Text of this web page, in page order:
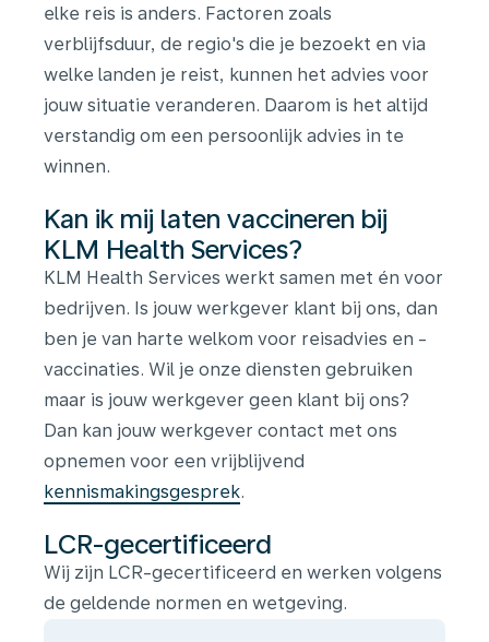
elke reis is anders. Factoren zoals
verblijfsduur, de regio's die je bezoekt en via
welke landen je reist, kunnen het advies voor
jouw situatie veranderen. Daarom is het altijd
verstandig om een persoonlijk advies in te
winnen.
Kan ik mij laten vaccineren bij
KLM Health Services?
KLM Health Services werkt samen met én voor
bedrijven. Is jouw werkgever klant bij ons, dan
ben je van harte welkom voor reisadvies en -
vaccinaties. Wil je onze diensten gebruiken
maar is jouw werkgever geen klant bij ons?
Dan kan jouw werkgever contact met ons
opnemen voor een vrijblijvend
kennismakingsgesprek.
LCR-gecertificeerd
Wij zijn LCR-gecertificeerd en werken volgens
de geldende normen en wetgeving.